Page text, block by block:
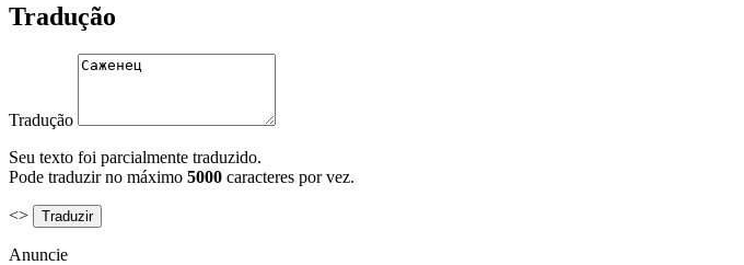
Tradução
Tradução
Seu texto foi parcialmente traduzido.
Pode traduzir no máximo 5000 caracteres por vez.
<>
Anuncie